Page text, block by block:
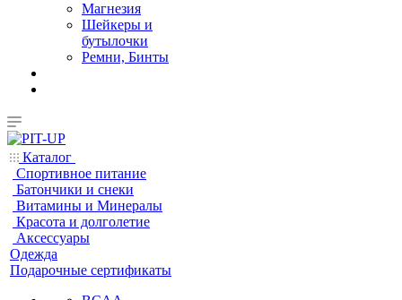
Магнезия
Шейкеры и
бутылочки
Ремни, Бинты
Каталог
Спортивное питание
Батончики и снеки
Витамины и Минералы
Красота и долголетие
Аксессуары
Одежда
Подарочные сертификаты